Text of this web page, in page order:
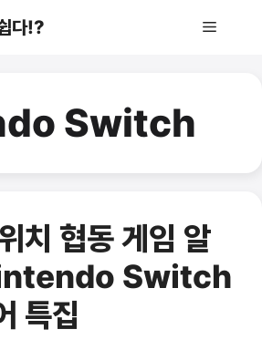
다!? 메
Switch
치 협동 게임 알
Switch
특집